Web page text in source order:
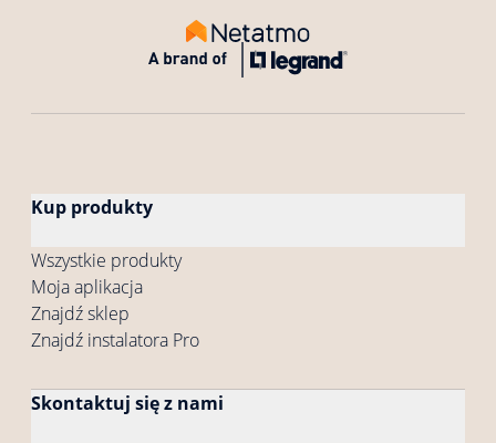
Kup produkty
Wszystkie produkty
Moja aplikacja
Znajdź sklep
Znajdź instalatora Pro
Skontaktuj się z nami